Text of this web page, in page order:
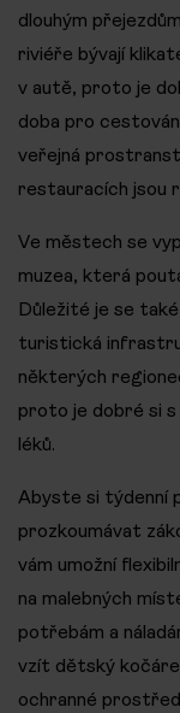
dlouhým
riviéře bývají
v autě, proto je
doba pro
veřejná
restauracích jsou
Ve městech se
muzea, která
Důležité je se
turistická
některých
proto je dobré si s
léků.
Abyste si týdenní
prozkoumávat
vám umožní
na malebných
potřebám a
vzít dětský
ochranné